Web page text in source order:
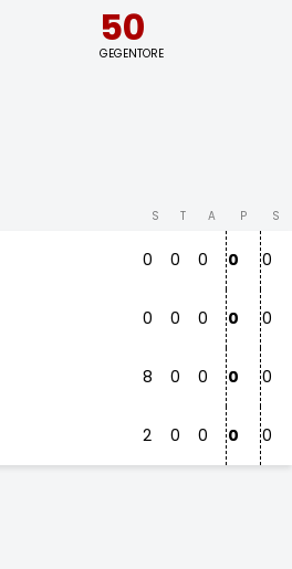
50
GEGENTORE
S T A P S
0 0 0 0 0
0 0 0 0 0
8 0 0 0 0
2 0 0 0 0